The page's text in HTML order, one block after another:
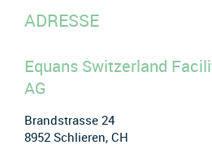
ADRESSE
Equans Switzerland
AG
Brandstrasse 24
8952 Schlieren, CH